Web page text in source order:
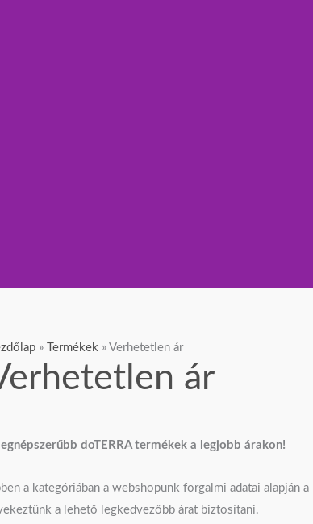
» Termékek » Verhetetlen ár
ár
doTERRA termékek a legjobb árakon!
a kategóriában a webshopunk forgalmi adatai alapján
a lehető legkedvezőbb árat biztosítani.